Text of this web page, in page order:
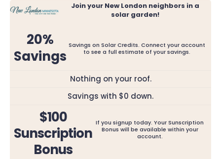
Join your New London neighbors in a
solar garden!
20%
Savings
Savings on Solar Credits. Connect your account
to see a full estimate of your savings.
Nothing on your roof.
Savings with $0 down.
$100
Sunscription
Bonus
If you signup today. Your Sunscription
Bonus will be available within your
account.